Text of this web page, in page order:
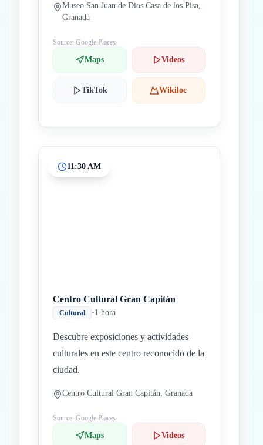
Museo San Juan de Dios Casa de los Pisa,
Granada
Source: Google Places
Maps Videos
TikTok Wikiloc
11:30 AM
Centro Cultural Gran Capitán
Cultural •1 hora
Descubre exposiciones y actividades
culturales en este centro reconocido de la
ciudad.
Centro Cultural Gran Capitán, Granada
Source: Google Places
Maps Videos